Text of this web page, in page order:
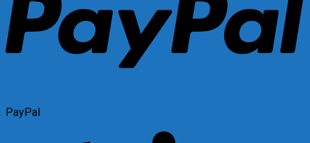
PayPal